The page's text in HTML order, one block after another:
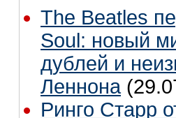
The Beatles
Soul: новый
дублей и
Леннона
Ринго Старр